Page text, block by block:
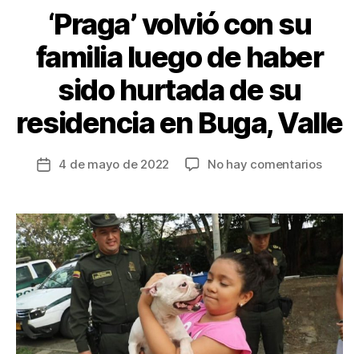
k
‘Praga’ volvió con su
familia luego de haber
sido hurtada de su
residencia en Buga, Valle
Fecha
entrada
4 de mayo de 2022 No hay comentariosen
con
familia
luego
de
haber
sido